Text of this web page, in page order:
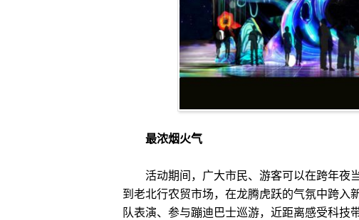
最浓烟火气
活动期间，广大市民、游客可以在跨年夜
到老北行农贸市场，在龙腾虎跃的气氛中跨入
队表演、参与蹦迪巴士巡游，近距离感受科技